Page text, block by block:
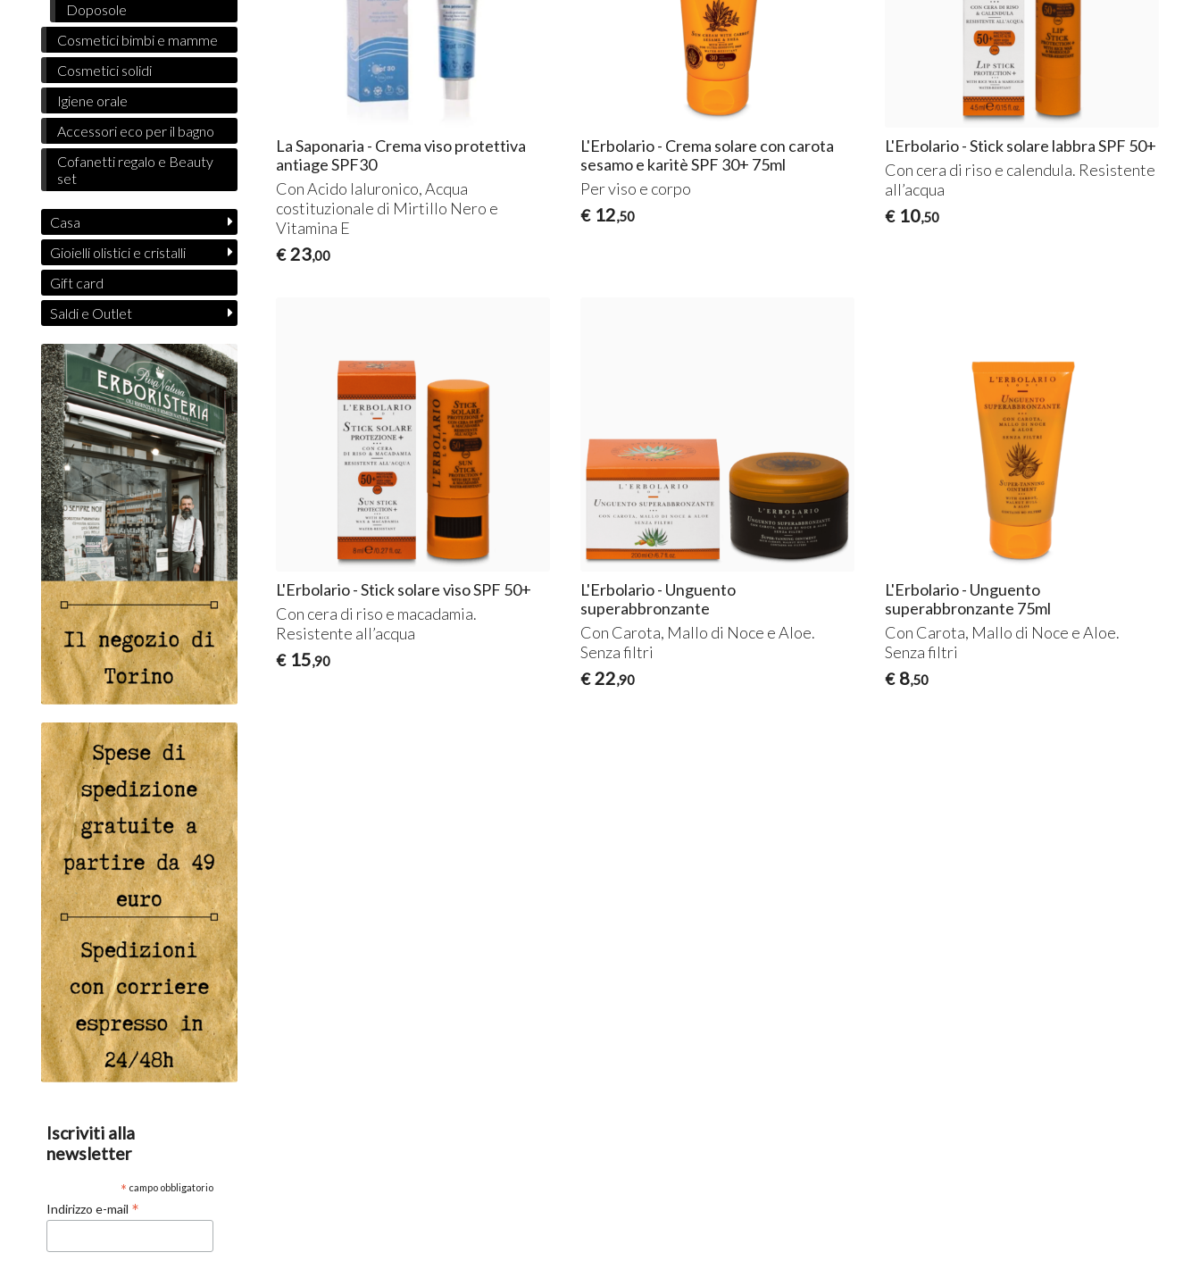
La Saponaria - Crema viso protettiva
antiage SPF30
Con Acido Ialuronico, Acqua
costituzionale di Mirtillo Nero e
Vitamina E
€ 23,00
L'Erbolario - Crema solare con carota
sesamo e karitè SPF 30+ 75ml
Per viso e corpo
€ 12,50
L'Erbolario - Stick solare labbra SPF 50+
Con cera di riso e calendula. Resistente
all’acqua
€ 10,50
L'Erbolario - Stick solare viso SPF 50+
Con cera di riso e macadamia.
Resistente all’acqua
€ 15,90
L'Erbolario - Unguento
superabbronzante
Con Carota, Mallo di Noce e Aloe.
Senza filtri
€ 22,90
L'Erbolario - Unguento
superabbronzante 75ml
Con Carota, Mallo di Noce e Aloe.
Senza filtri
€ 8,50
Doposole
Cosmetici bimbi e mamme
Cosmetici solidi
Igiene orale
Accessori eco per il bagno
Cofanetti regalo e Beauty
set
Casa
Gioielli olistici e cristalli
Gift card
Saldi e Outlet
Iscriviti alla
newsletter
* campo obbligatorio
Indirizzo e-mail *